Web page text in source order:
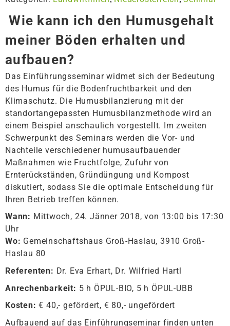
Wie kann ich den Humusgehalt
meiner Böden erhalten und
aufbauen?
Das Einführungsseminar widmet sich der Bedeutung
des Humus für die Bodenfruchtbarkeit und den
Klimaschutz. Die Humusbilanzierung mit der
standortangepassten Humusbilanzmethode wird an
einem Beispiel anschaulich vorgestellt. Im zweiten
Schwerpunkt des Seminars werden die Vor- und
Nachteile verschiedener humusaufbauender
Maßnahmen wie Fruchtfolge, Zufuhr von
Ernterückständen, Gründüngung und Kompost
diskutiert, sodass Sie die optimale Entscheidung für
Ihren Betrieb treffen können.
Wann: Mittwoch, 24. Jänner 2018, von 13:00 bis 17:30
Uhr
Wo: Gemeinschaftshaus Groß-Haslau, 3910 Groß-
Haslau 80
Referenten: Dr. Eva Erhart, Dr. Wilfried Hartl
Anrechenbarkeit: 5 h ÖPUL-BIO, 5 h ÖPUL-UBB
Kosten:€ 40,- gefördert, € 80,- ungefördert
Aufbauend auf das Einführungseminar finden unten